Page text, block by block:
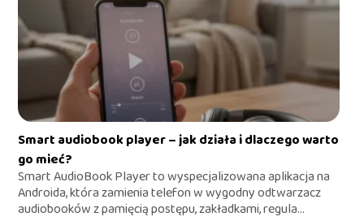
Smart audiobook player – jak działa i dlaczego warto
go mieć?
Smart AudioBook Player to wyspecjalizowana aplikacja na
Androida, która zamienia telefon w wygodny odtwarzacz
audiobooków z pamięcią postępu, zakładkami, regula...